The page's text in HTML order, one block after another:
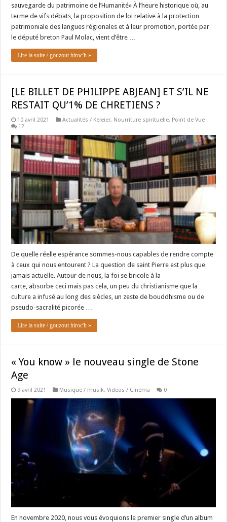
sauvegarde du patrimoine de l’Humanité» À l’heure historique où, au
terme de vifs débats, la proposition de loi relative à la protection
patrimoniale des langues régionales et à leur promotion, portée par
le député breton Paul Molac, vient d’être …
Lire la suite / gouzout hiroc'h »
[LE BILLET DE PHILIPPE ABJEAN] ET S’IL NE
RESTAIT QU’1% DE CHRETIENS ?
10 avril 2021 Actualités / Keleier, Nourriture spirituelle, Point de Vue
12
De quelle réelle espérance sommes-nous capables de rendre compte
à ceux qui nous entourent ? La question de saint Pierre est plus que
jamais actuelle. Autour de nous, la foi se bricole à la
carte, absorbe ceci mais pas cela, un peu du christianisme que la
culture a infusé au long des siècles, un zeste de bouddhisme ou de
pseudo-sacralité picorée …
Lire la suite / gouzout hiroc'h »
« You know » le nouveau single de Stone
Age
9 avril 2021 Musique / musik,Videos / Cinéma 0
En novembre 2020, nous vous évoquions le premier single d’un album